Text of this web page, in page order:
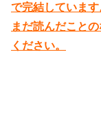
で完結しています
まだ読んだこと
ください。